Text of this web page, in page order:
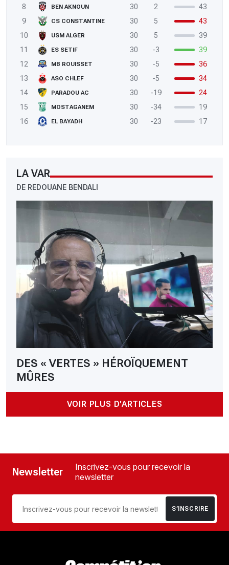
8
BEN AKNOUN 30 2
43
9
CS CONSTANTINE 30 5
43
10
USM ALGER 30 5
39
11
ES SETIF 30 -3
39
12
MB ROUISSET 30 -5
36
13
ASO CHLEF 30 -5
34
14
PARADOU AC 30 -19
24
15
MOSTAGANEM 30 -34
19
16
EL BAYADH 30 -23 17
LA VAR
DE REDOUANE BENDALI
DES « VERTES » HÉROÏQUEMENT
MÛRES
VOIR PLUS D'ARTICLES
Newsletter
Inscrivez-vous pour recevoir la
newsletter
S’INSCRIRE